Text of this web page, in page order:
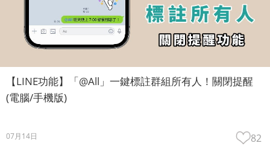
【LINE功能】「@All」一鍵標註群組所有人！關閉提醒
(電腦/手機版)
07月14日 82